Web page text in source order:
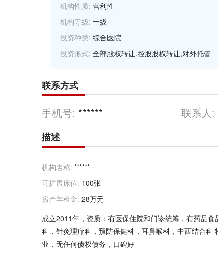
机构性质: 营利性
机构等级: 一级
投资种类: 综合医院
投资形式: 全部股权转让,控股股权转让,对外托管
联系方式
手机号: ****** 联系人:
描述
机构名称: ******
可扩展床位: 100张
房产年租金: 28万元
成立2011年，资质：有医保住院和门诊统筹，有药品
科，针灸理疗科，预防保健科，耳鼻喉科，中西结合
业，无任何债权债务，口碑好